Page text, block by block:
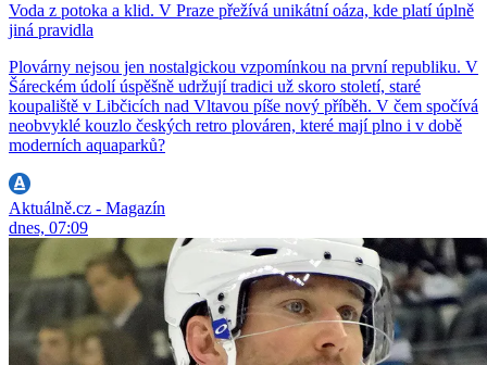
Voda z potoka a klid. V Praze přežívá unikátní oáza, kde platí úplně
jiná pravidla
Plovárny nejsou jen nostalgickou vzpomínkou na první republiku. V
Šáreckém údolí úspěšně udržují tradici už skoro století, staré
koupaliště v Libčicích nad Vltavou píše nový příběh. V čem spočívá
neobvyklé kouzlo českých retro plováren, které mají plno i v době
moderních aquaparků?
Aktuálně.cz - Magazín
dnes, 07:09